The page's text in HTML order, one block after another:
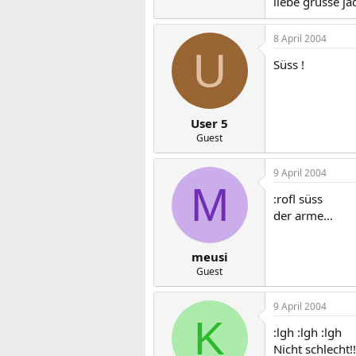
U
User 5
Guest
8 April 2004
Süss !
M
meusi
Guest
9 April 2004
:rofl süss
der arme...
K
9 April 2004
:lgh :lgh :lgh
Nicht